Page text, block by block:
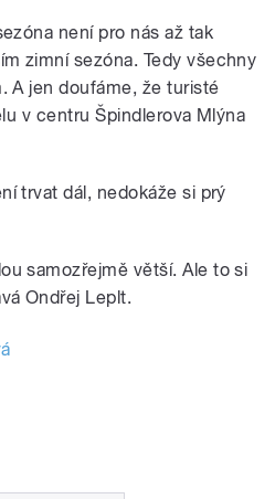
není pro nás až tak
zimní sezóna. Tedy všechny
A jen doufáme, že turisté
v centru Špindlerova Mlýna
trvat dál, nedokáže si prý
samozřejmě větší. Ale to si
Ondřej Leplt.